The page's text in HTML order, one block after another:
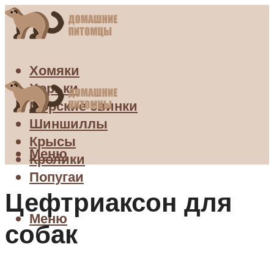
Хомяки
Хорьки
Морские свинки
Шиншиллы
Крысы
Кролики
Попугаи
Меню
Меню
Цефтриаксон для
собак